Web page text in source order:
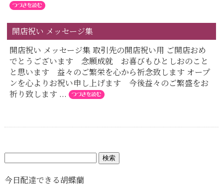
開店祝い メッセージ集
開店祝い メッセージ集 取引先の開店祝い用 ご開店おめ
でとうございます 念願成就 お喜びもひとしおのこと
と思います 益々のご繁栄を心から祈念致します オープ
ンを心よりお祝い申し上げます 今後益々のご繁盛をお
祈り致します ...
今日配達できる胡蝶蘭